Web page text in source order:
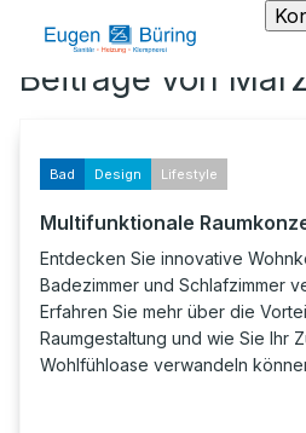
Beiträge von
Bad Design Lifestyle
Multifunktionale
Entdecken Sie innovative
Badezimmer und Schlafzimmer
Erfahren Sie mehr über die
Raumgestaltung und wie Sie Ihr
Wohlfühloase verwandeln